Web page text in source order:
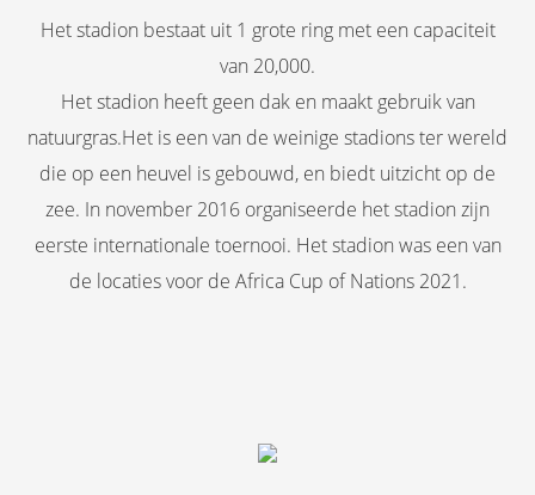
Het stadion bestaat uit 1 grote ring met een capaciteit
van 20,000.
Het stadion heeft geen dak en maakt gebruik van
natuurgras.Het is een van de weinige stadions ter wereld
die op een heuvel is gebouwd, en biedt uitzicht op de
zee. In november 2016 organiseerde het stadion zijn
eerste internationale toernooi. Het stadion was een van
de locaties voor de Africa Cup of Nations 2021.